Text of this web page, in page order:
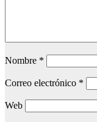
Nombre *
Correo electrónico *
Web